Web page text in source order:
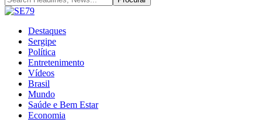
Destaques
Sergipe
Política
Entretenimento
Vídeos
Brasil
Mundo
Saúde e Bem Estar
Economia